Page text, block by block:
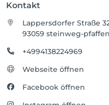
Kontakt
Lappersdorfer Straße
93059 steinweg-
+4994138224969
Webseite öffnen
Facebook öffnen